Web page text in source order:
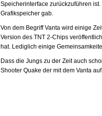
Speicherinterface zurückzuführen
Grafikspeicher gab.
Von dem Begriff Vanta wird einige
Version des TNT 2-Chips
hat. Lediglich einige
Dass die Jungs zu der Zeit auch
Shooter Quake der mit dem Vanta